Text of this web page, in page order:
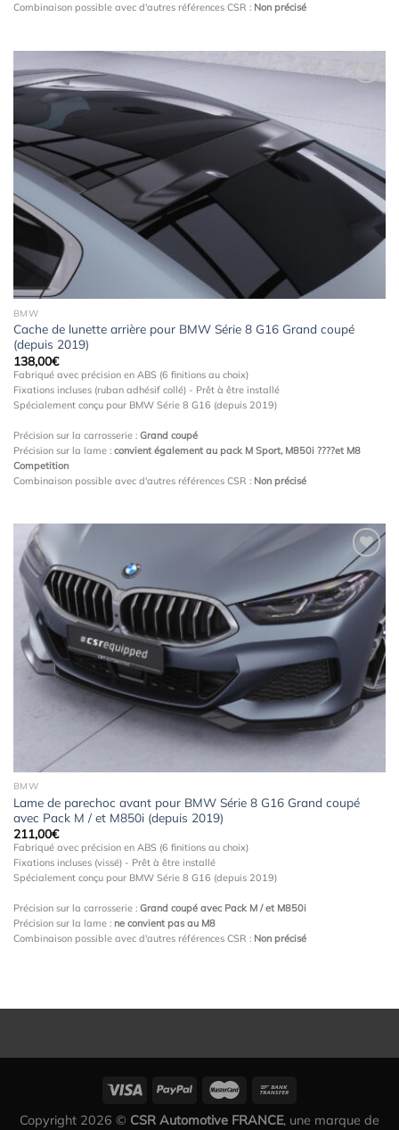
Combinaison possible avec d'autres références CSR : Non précisé
wishlist
BMW
Cache de lunette arrière pour BMW Série 8 G16 Grand coupé
(depuis 2019)
138,00€
Fabriqué avec précision en ABS (6 finitions au choix)
Fixations incluses (ruban adhésif collé) - Prêt à être installé
Spécialement conçu pour BMW Série 8 G16 (depuis 2019)
Précision sur la carrosserie : Grand coupé
Précision sur la lame : convient également au pack M Sport, M850i ????et M8
Competition
Combinaison possible avec d'autres références CSR : Non précisé
Ajouter
à la
wishlist
BMW
Lame de parechoc avant pour BMW Série 8 G16 Grand coupé
avec Pack M / et M850i (depuis 2019)
211,00€
Fabriqué avec précision en ABS (6 finitions au choix)
Fixations incluses (vissé) - Prêt à être installé
Spécialement conçu pour BMW Série 8 G16 (depuis 2019)
Précision sur la carrosserie : Grand coupé avec Pack M / et M850i
Précision sur la lame : ne convient pas au M8
Combinaison possible avec d'autres références CSR : Non précisé
Copyright 2026 © CSR Automotive FRANCE, une marque de